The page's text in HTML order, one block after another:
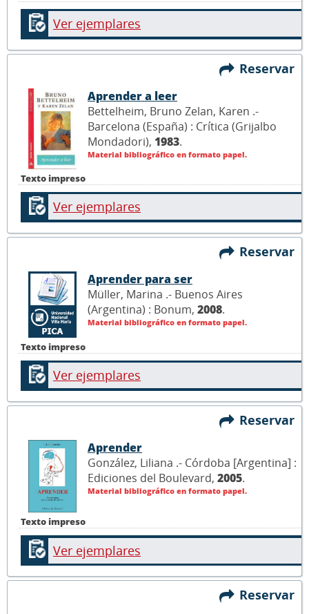
Ver ejemplares
Reservar
Texto impreso
Aprender a leer
Bettelheim, Bruno Zelan, Karen .-
Barcelona (España) : Crítica (Grijalbo
Mondadori), 1983.
Material bibliográfico en formato papel.
Ver ejemplares
Reservar
Texto impreso
Aprender para ser
Müller, Marina .- Buenos Aires
(Argentina) : Bonum, 2008.
Material bibliográfico en formato papel.
Ver ejemplares
Reservar
Texto impreso
Aprender
González, Liliana .- Córdoba [Argentina] :
Ediciones del Boulevard, 2005.
Material bibliográfico en formato papel.
Ver ejemplares
Reservar